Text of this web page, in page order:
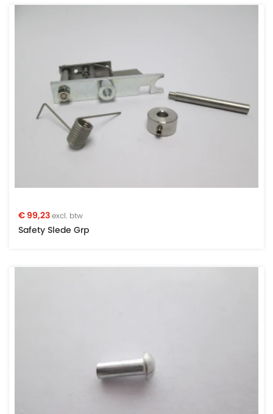
€ 99,23 excl. btw
Safety Slede Grp